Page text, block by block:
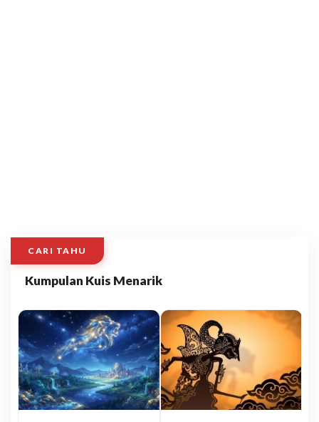
CARI TAHU
Kumpulan Kuis Menarik